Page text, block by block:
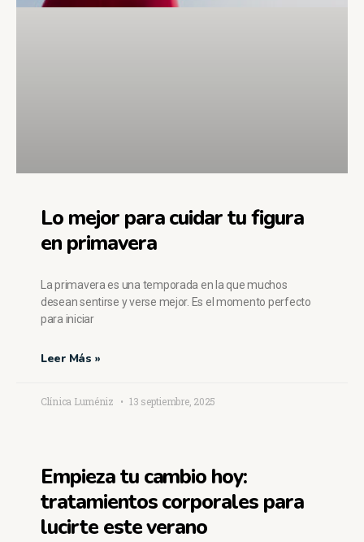
Lo mejor para cuidar tu figura
en primavera
La primavera es una temporada en la que muchos
desean sentirse y verse mejor. Es el momento perfecto
para iniciar
Leer Más »
Clínica Luméniz 13 septiembre, 2025
Empieza tu cambio hoy:
tratamientos corporales para
lucirte este verano